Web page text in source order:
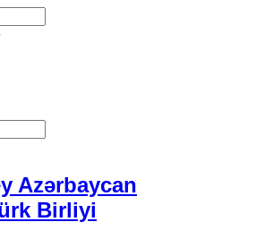
Azərbaycan
Birliyi